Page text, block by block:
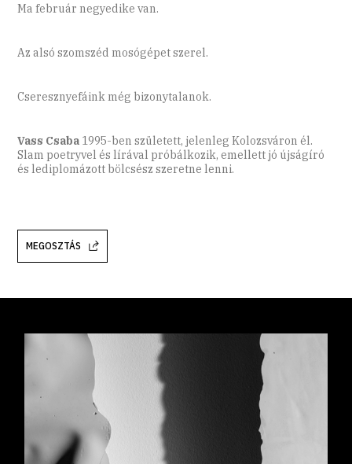
Ma február negyedike van.
Az alsó szomszéd mosógépet szerel.
Cseresznyefáink még bizonytalanok.
Vass Csaba 1995-ben született, jelenleg Kolozsváron él.
Slam poetryvel és lírával próbálkozik, emellett jó újságíró
és lediplomázott bölcsész szeretne lenni.
MEGOSZTÁS